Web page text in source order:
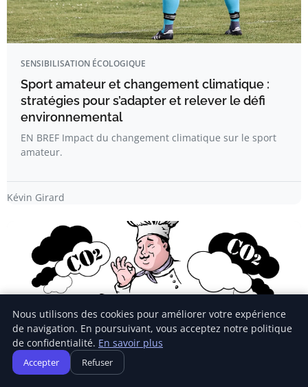
SENSIBILISATION ÉCOLOGIQUE
Sport amateur et changement climatique :
stratégies pour s’adapter et relever le défi
environnemental
EN BREF Impact du changement climatique sur le sport
amateur.
Kévin Girard
SENSIBILISATION ÉCOLOGIQUE
Nous utilisons des cookies pour améliorer votre expérience
de navigation. En poursuivant, vous acceptez notre politique
de confidentialité. En savoir plus
Accepter Refuser